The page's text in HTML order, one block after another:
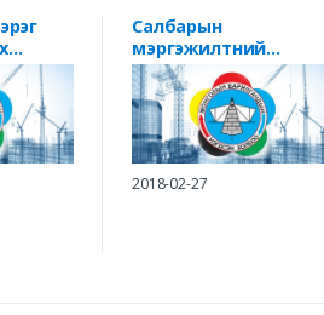
материал
Салбарын
мэргэжилтний
чадавхижуулах багц
цаг тооцох
сургалтын материал
2018-02-27